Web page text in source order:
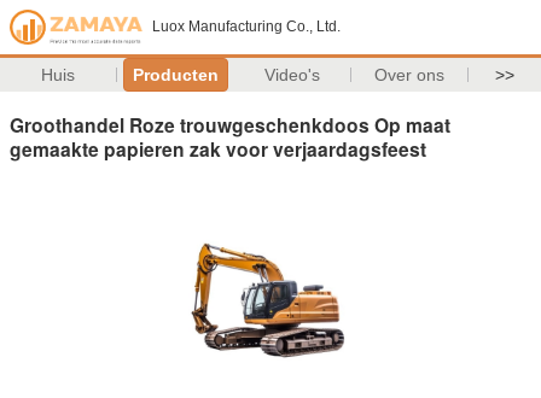
Luox Manufacturing Co., Ltd.
Huis Producten Video's Over ons >>
Groothandel Roze trouwgeschenkdoos Op maat
gemaakte papieren zak voor verjaardagsfeest